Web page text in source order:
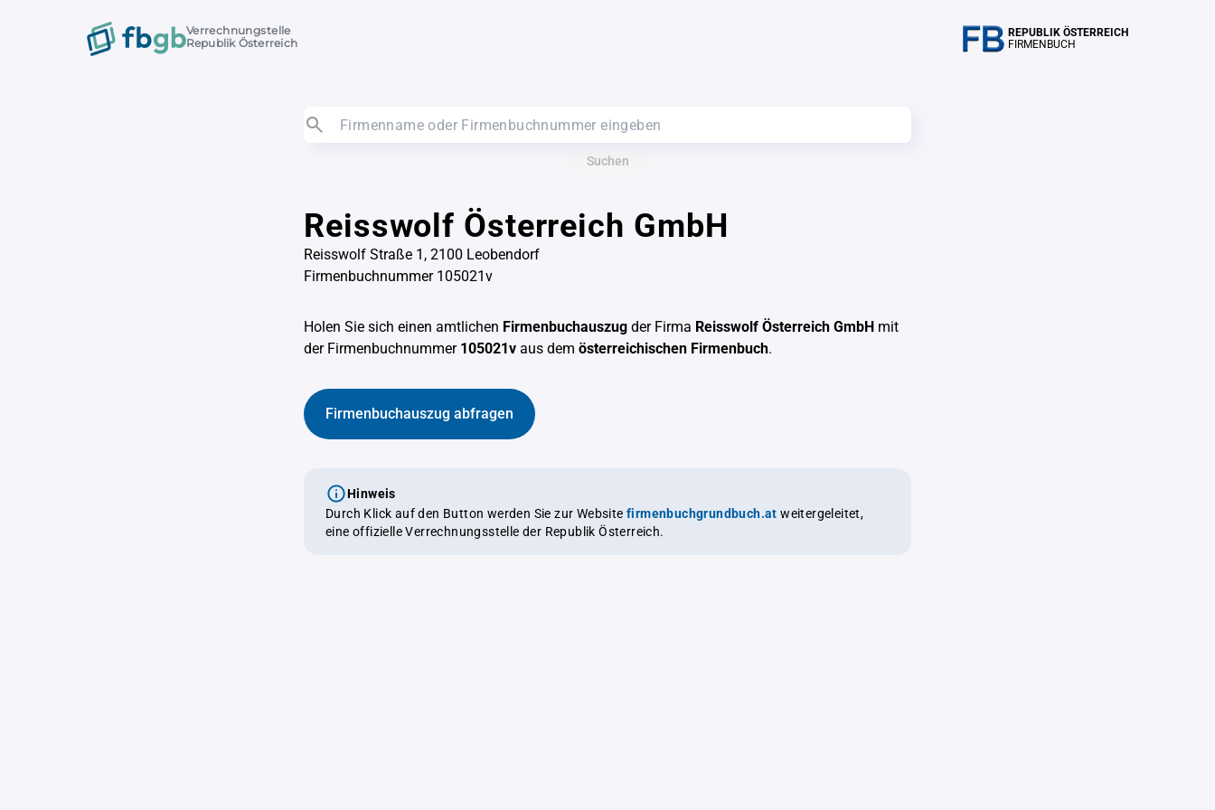
Verrechnungstelle
Republik Österreich
REPUBLIK ÖSTERREICH
FIRMENBUCH
Suchen
Reisswolf Österreich GmbH
Reisswolf Straße 1, 2100 Leobendorf
Firmenbuchnummer 105021v
Holen Sie sich einen amtlichen Firmenbuchauszug der Firma Reisswolf Österreich GmbH mit
der Firmenbuchnummer 105021v aus dem österreichischen Firmenbuch.
Firmenbuchauszug abfragen
Hinweis
Durch Klick auf den Button werden Sie zur Website firmenbuchgrundbuch.at weitergeleitet,
eine offizielle Verrechnungsstelle der Republik Österreich.